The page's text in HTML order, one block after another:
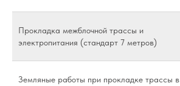
Прокладка межблочной трассы и
электропитания (стандарт 7 метров)
Земляные работы при прокладке трассы в